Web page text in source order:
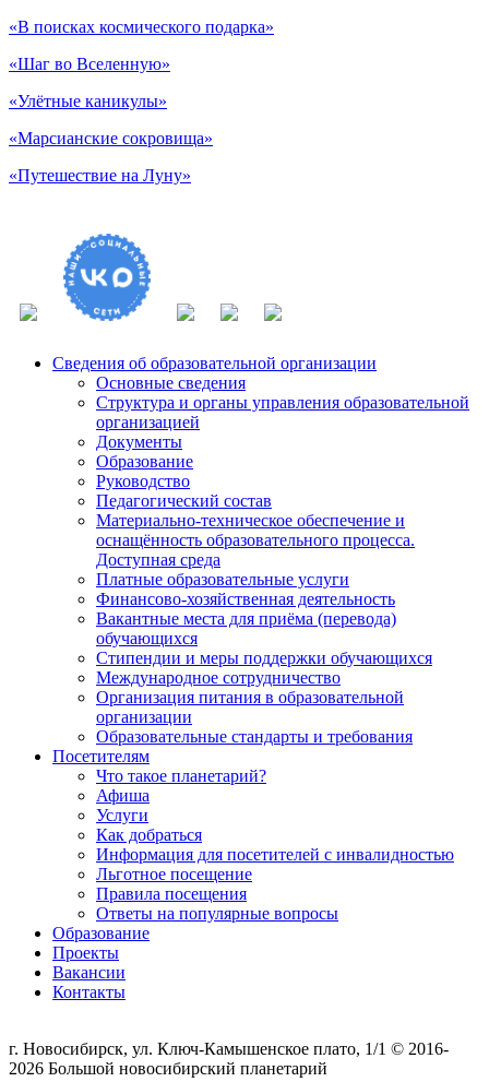
«В поисках космического подарка»
«Шаг во Вселенную»
«Улётные каникулы»
«Марсианские сокровища»
«Путешествие на Луну»
Сведения об образовательной организации
Основные сведения
Структура и органы управления образовательной
организацией
Документы
Образование
Руководство
Педагогический состав
Материально-техническое обеспечение и
оснащённость образовательного процесса.
Доступная среда
Платные образовательные услуги
Финансово-хозяйственная деятельность
Вакантные места для приёма (перевода)
обучающихся
Стипендии и меры поддержки обучающихся
Международное сотрудничество
Организация питания в образовательной
организации
Образовательные стандарты и требования
Посетителям
Что такое планетарий?
Афиша
Услуги
Как добраться
Информация для посетителей с инвалидностью
Льготное посещение
Правила посещения
Ответы на популярные вопросы
Образование
Проекты
Вакансии
Контакты
г. Новосибирск, ул. Ключ-Камышенское плато, 1/1 © 2016-
2026 Большой новосибирский планетарий